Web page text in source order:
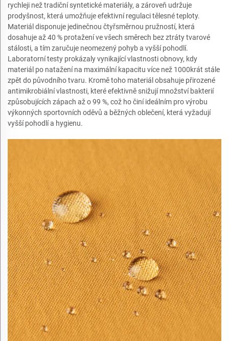
rychleji než tradiční syntetické materiály, a zároveň udržuje
prodyšnost, která umožňuje efektivní regulaci tělesné teploty.
Materiál disponuje jedinečnou čtyřsměrnou pružností, která
dosahuje až 40 % protažení ve všech směrech bez ztráty tvarové
stálosti, a tím zaručuje neomezený pohyb a vyšší pohodlí.
Laboratorní testy prokázaly vynikající vlastnosti obnovy, kdy
materiál po natažení na maximální kapacitu více než 1000krát stále
zpět do původního tvaru. Kromě toho materiál obsahuje přirozené
antimikrobiální vlastnosti, které efektivně snižují množství bakterií
způsobujících zápach až o 99 %, což ho činí ideálním pro výrobu
výkonných sportovních oděvů a běžných oblečení, která vyžadují
vyšší pohodlí a hygienu.